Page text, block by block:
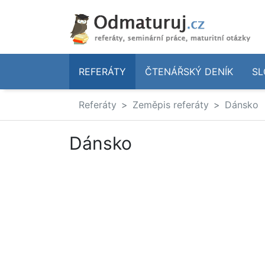
REFERÁTY ČTENÁŘSKÝ DENÍK
Referáty Zeměpis referáty Dánsko
Dánsko